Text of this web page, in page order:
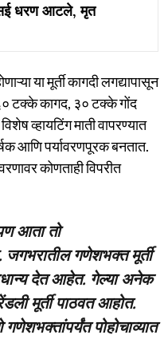
धरण आटले, मृत
या मूर्ती कागदी लगद्यापासून
६० टक्के कागद, ३० टक्के गोंद
व्हायटिंग माती वापरण्यात
आणि पर्यावरणपूरक बनतात.
कोणताही विपरीत
आता तो
जगभरातील गणेशभक्त मूर्ती
देत आहेत. गेल्या अनेक
मूर्ती पाठवत आहोत.
पोहोचाव्यात